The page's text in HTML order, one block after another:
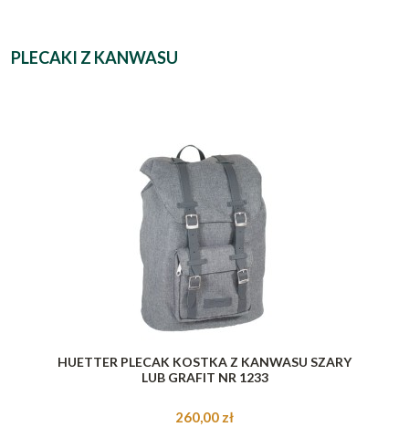
PLECAKI Z KANWASU
HUETTER PLECAK KOSTKA Z KANWASU SZARY
LUB GRAFIT NR 1233
260,00 zł